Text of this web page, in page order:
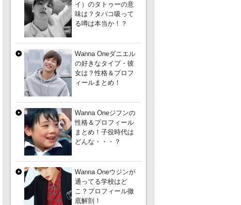
イ）のタトゥーの意
味は？タバコ吸って
る噂は本当か！？
Wanna Oneダニエル
の好きなタイプ・彼
女は？性格＆プロフ
ィールまとめ！
Wanna Oneジフンの
性格＆プロフィール
まとめ！子役時代は
どんな・・・？
Wanna Oneウジンが
通ってる学校はど
こ？プロフィール徹
底解剖！